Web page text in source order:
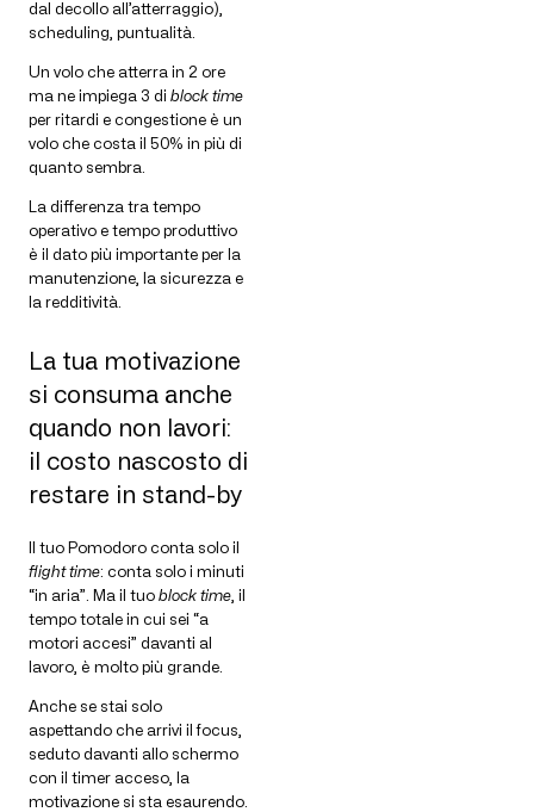
dal decollo all’atterraggio),
scheduling, puntualità.
Un volo che atterra in 2 ore
ma ne impiega 3 di block time
per ritardi e congestione è un
volo che costa il 50% in più di
quanto sembra.
La differenza tra tempo
operativo e tempo produttivo
è il dato più importante per la
manutenzione, la sicurezza e
la redditività.
La tua motivazione
si consuma anche
quando non lavori:
il costo nascosto di
restare in stand-by
Il tuo Pomodoro conta solo il
flight time: conta solo i minuti
“in aria”. Ma il tuoblock time , il
tempo totale in cui sei “a
motori accesi” davanti al
lavoro, è molto più grande.
Anche se stai solo
aspettando che arrivi il focus,
seduto davanti allo schermo
con il timer acceso, la
motivazione si sta esaurendo.